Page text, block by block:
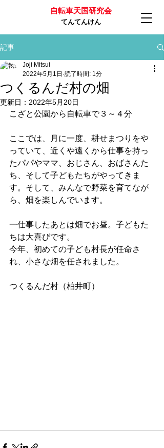
自転車天国研究会
てんてんけん
記事
つくるんだ村の畑
Joji Mitsui
2022年5月1日 読了時間: 1分
更新日： 2022年5月20日
こざと公園から自転車で３～４分
ここでは、月に一度、耕せまつりをや
っていて、近くや遠くから仕事を持っ
たパパやママ、おじさん、おばさんた
ち、そして子どもたちがやってきま
す。そして、みんなで野菜を育てなが
ら、畑を楽しんでいます。
一仕事したあとは畑でお昼。子どもた
ちは大喜びです。
今年、初めての子ども村長が任命さ
れ、小さな畑を任されました。
つくるんだ村（柏井町）